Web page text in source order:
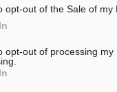
opt-out of the Sale of my
opt-out of processing
νέους από